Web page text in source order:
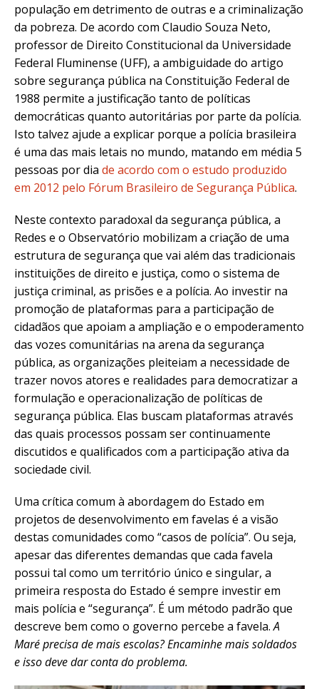
população em detrimento de outras e a criminalização
da pobreza. De acordo com Claudio Souza Neto,
professor de Direito Constitucional da Universidade
Federal Fluminense (UFF), a ambiguidade do artigo
sobre segurança pública na Constituição Federal de
1988 permite a justificação tanto de políticas
democráticas quanto autoritárias por parte da polícia.
Isto talvez ajude a explicar porque a polícia brasileira
é uma das mais letais no mundo, matando em média 5
pessoas por dia de acordo com o estudo produzido
em 2012 pelo Fórum Brasileiro de Segurança Pública.
Neste contexto paradoxal da segurança pública, a
Redes e o Observatório mobilizam a criação de uma
estrutura de segurança que vai além das tradicionais
instituições de direito e justiça, como o sistema de
justiça criminal, as prisões e a polícia. Ao investir na
promoção de plataformas para a participação de
cidadãos que apoiam a ampliação e o empoderamento
das vozes comunitárias na arena da segurança
pública, as organizações pleiteiam a necessidade de
trazer novos atores e realidades para democratizar a
formulação e operacionalização de políticas de
segurança pública. Elas buscam plataformas através
das quais processos possam ser continuamente
discutidos e qualificados com a participação ativa da
sociedade civil.
Uma crítica comum à abordagem do Estado em
projetos de desenvolvimento em favelas é a visão
destas comunidades como “casos de polícia”. Ou seja,
apesar das diferentes demandas que cada favela
possui tal como um território único e singular, a
primeira resposta do Estado é sempre investir em
mais polícia e “segurança”. É um método padrão que
descreve bem como o governo percebe a favela.A
Maré precisa de mais escolas? Encaminhe mais soldados
e isso deve dar conta do problema.